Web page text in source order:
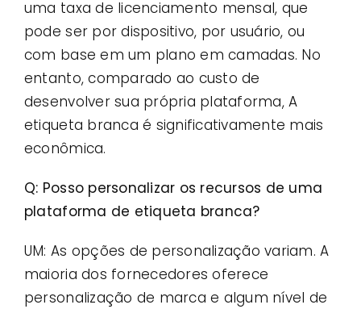
uma taxa de licenciamento mensal, que
pode ser por dispositivo, por usuário, ou
com base em um plano em camadas. No
entanto, comparado ao custo de
desenvolver sua própria plataforma, A
etiqueta branca é significativamente mais
econômica.
Q: Posso personalizar os recursos de uma
plataforma de etiqueta branca?
UM: As opções de personalização variam. A
maioria dos fornecedores oferece
personalização de marca e algum nível de